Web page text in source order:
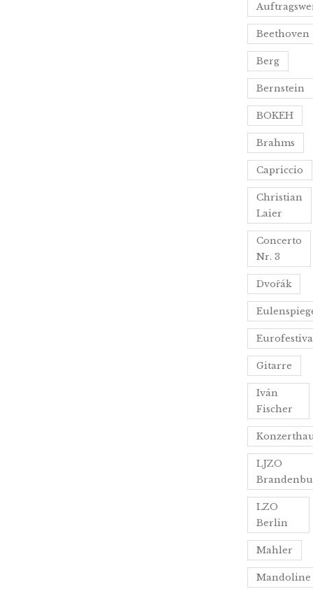
Beethoven
Berg
Bernstein
BOKEH
Brahms
Capriccio
Christian
Laier
Concerto
Nr. 3
Dvořák
Gitarre
Iván
Fischer
LJZO
LZO
Berlin
Mahler
Mandoline